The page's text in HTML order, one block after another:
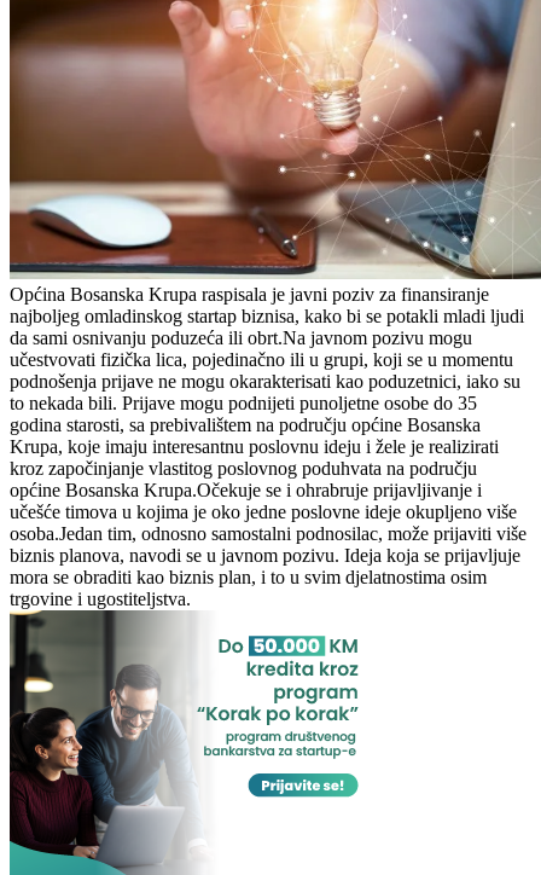
Općina Bosanska Krupa raspisala je javni poziv za finansiranje
najboljeg omladinskog startap biznisa, kako bi se potakli mladi ljudi
da sami osnivanju poduzeća ili obrt.Na javnom pozivu mogu
učestvovati fizička lica, pojedinačno ili u grupi, koji se u momentu
podnošenja prijave ne mogu okarakterisati kao poduzetnici, iako su
to nekada bili. Prijave mogu podnijeti punoljetne osobe do 35
godina starosti, sa prebivalištem na području općine Bosanska
Krupa, koje imaju interesantnu poslovnu ideju i žele je realizirati
kroz započinjanje vlastitog poslovnog poduhvata na području
općine Bosanska Krupa.Očekuje se i ohrabruje prijavljivanje i
učešće timova u kojima je oko jedne poslovne ideje okupljeno više
osoba.Jedan tim, odnosno samostalni podnosilac, može prijaviti više
biznis planova, navodi se u javnom pozivu. Ideja koja se prijavljuje
mora se obraditi kao biznis plan, i to u svim djelatnostima osim
trgovine i ugostiteljstva.